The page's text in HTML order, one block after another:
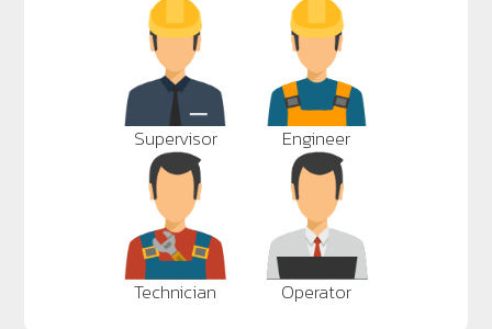
Supervisor Engineer
Technician Operator